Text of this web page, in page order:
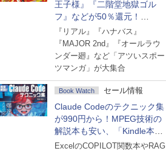
王子様』『二階堂地獄ゴル
フ』などが50％還元！
Amazonマンガ週末セール
『リアル』『ハナバス』
『MAJOR 2nd』『オールラウ
ンダー廻』など「アツいスポー
ツマンガ」が大集合
Book Watch セール情報
Claude Codeのテクニック集
が990円から！MPEG技術の
解説本も安い、「Kindle本サ
マーセール」第2弾開始！
ExcelのCOPILOT関数本やRAG